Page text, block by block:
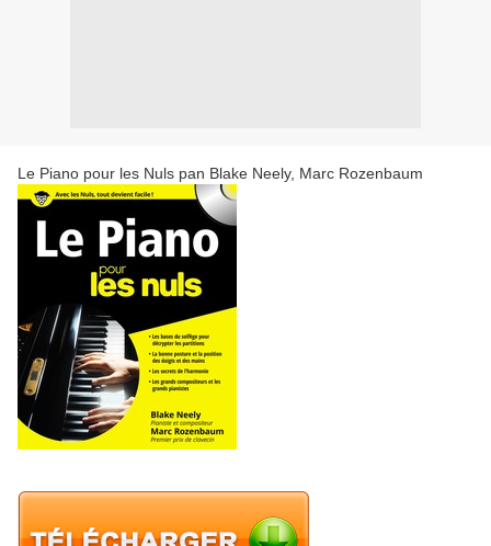
Le Piano pour les Nuls pan Blake Neely, Marc Rozenbaum